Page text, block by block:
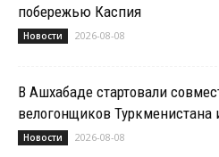
побережью Каспия
Новости 2026-08-08
В Ашхабаде стартовали
велогонщиков Туркменистана
Новости 2026-08-08